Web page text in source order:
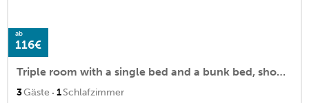
ab
116€
Triple room with a single bed and a bunk bed, shower/toilet
3Gäste · 1Schlafzimmer